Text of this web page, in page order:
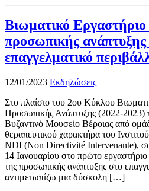
Βιωματικό
προσωπικής ανάπτυξης
επαγγελματικό
12/01/2023 Εκδηλώσεις
Στο πλαίσιο του 2ου Κύκλου
Προσωπικής Ανάπτυξης (2022-2023)
Βυζαντινό Μουσείο Βέροιας από
θεραπευτικού χαρακτήρα του
NDI (Non Directivité Intervenante),
14 Ιανουαρίου στο πρώτο
της προσωπικής ανάπτυξης στο
αντιμετωπίζω μια δύσκολη […]